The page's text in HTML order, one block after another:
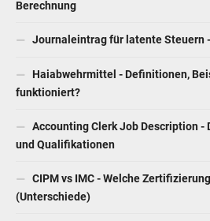
Berechnung
Journaleintrag für latente Steuern
Haiabwehrmittel - Definitionen,
funktioniert?
Accounting Clerk Job Description
und Qualifikationen
CIPM vs IMC - Welche
(Unterschiede)